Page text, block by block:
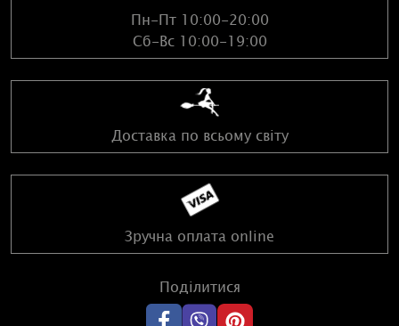
Пн-Пт 10:00-20:00
Сб-Вс 10:00-19:00
Доставка по всьому світу
Зручна оплата online
Поділитися